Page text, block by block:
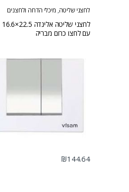
לחצני שליטה, מיכלי הדחה ולחצנים
עם לחצן כרום מבריק
₪144.64